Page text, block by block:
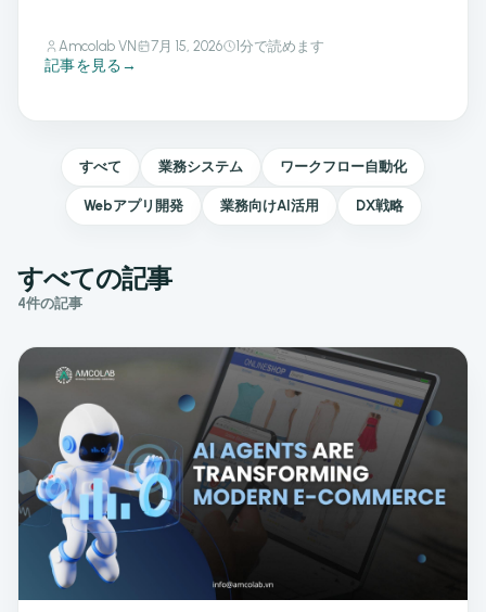
Amcolab VN 7月 15, 2026 1分で読めます
記事を見る→
すべて 業務システム ワークフロー自動化
Webアプリ開発 業務向けAI活用 DX戦略
すべての記事
4件の記事